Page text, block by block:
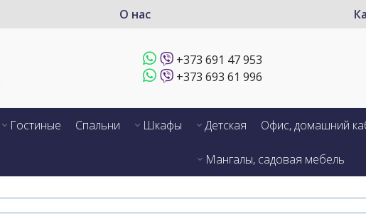
О нас
+373 691 47 953
+373 693 61 996
Гостиные Спальни Шкафы Детская Офис, домашний
Мангалы, садовая мебель